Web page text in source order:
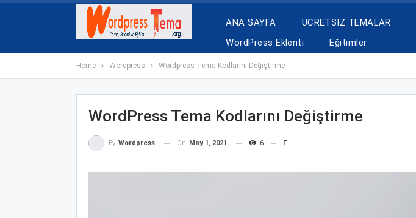
ANA SAYFA ÜCRETSİZ TEMALAR
WordPress Eklenti
Eğitimler
Home Wordpress Wordpress Tema Kodlarını Değiştirme
WordPress Tema Kodlarını Değiştirme
By Wordpress On May 1, 2021 6